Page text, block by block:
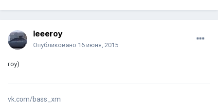
leeeroy
Опубликовано 16 июня, 2015
гоу)
vk.com/bass_xm